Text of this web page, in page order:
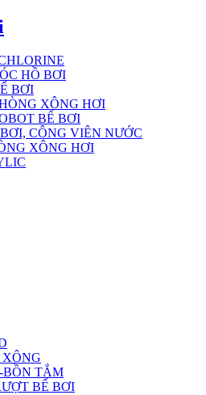
HỒ BƠI
BƠI
XÔNG HƠI
BỂ BƠI
CÔNG VIÊN NƯỚC
XÔNG HƠI
BỒN TẮM
BỂ BƠI